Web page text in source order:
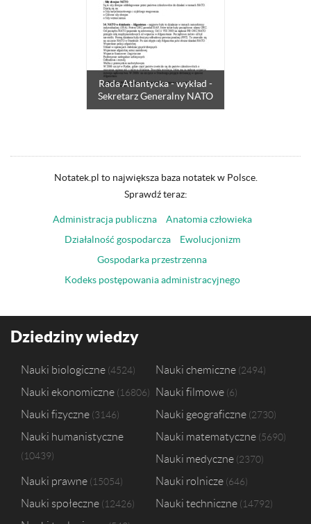
Rada Atlantycka - wykład -
Sekretarz Generalny NATO
Notatek.pl to największa baza notatek w Polsce.
Sprawdź teraz:
Administracja publiczna
Anatomia człowieka
Działalność gospodarcza
Ewolucjonizm
Gospodarka przestrzenna
Kodeks postępowania administracyjnego
Dziedziny wiedzy
Nauki biologiczne 4524 Nauki chemiczne 2494
Nauki ekonomiczne 16806 Nauki filmowe 6
Nauki fizyczne 3146 Nauki geograficzne 2730
Nauki humanistyczne
10439
Nauki matematyczne 5690
Nauki medyczne 2370
Nauki prawne 15054 Nauki rolnicze 646
Nauki społeczne 12426 Nauki techniczne 14792